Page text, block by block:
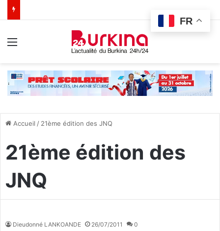
Accueil / 21ème édition des JNQ
21ème édition des
JNQ
Dieudonné LANKOANDE 26/07/2011 0
FR